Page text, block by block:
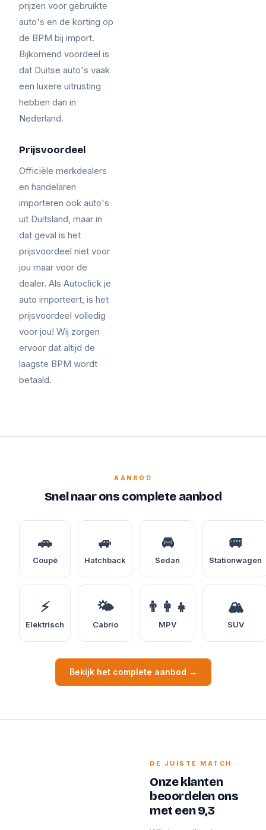
prijzen voor gebruikte
auto's en de korting op
de BPM bij import.
Bijkomend voordeel is
dat Duitse auto's vaak
een luxere uitrusting
hebben dan in
Nederland.
Prijsvoordeel
Officiële merkdealers
en handelaren
importeren ook auto's
uit Duitsland, maar in
dat geval is het
prijsvoordeel niet voor
jou maar voor de
dealer. Als Autoclick je
auto importeert, is het
prijsvoordeel volledig
voor jou! Wij zorgen
ervoor dat altijd de
laagste BPM wordt
betaald.
AANBOD
Snel naar ons complete aanbod
🚗
Coupé
🚙
Hatchback
🚘
Sedan
🚐
Stationwagen
⚡
Elektrisch
🌤️
Cabrio
👨‍👩‍👧
MPV
🏔️
SUV
Bekijk het complete aanbod →
DE JUISTE MATCH
Onze klanten
beoordelen ons
met een 9,3